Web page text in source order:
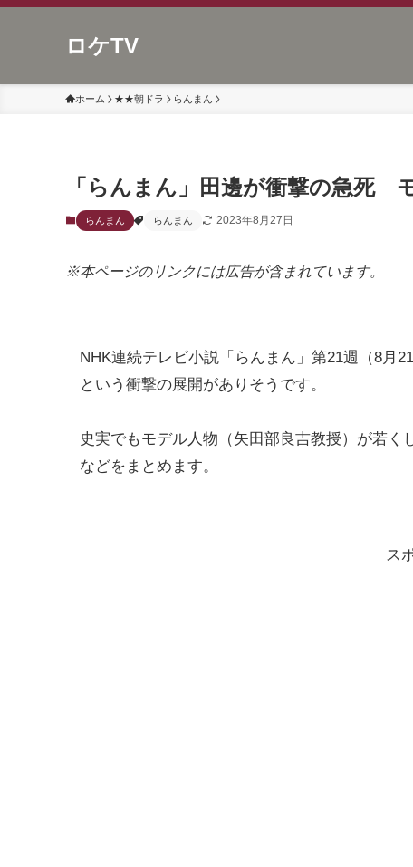
ロケTV
ホーム ★★朝ドラ らんまん
「らんまん」田邊が衝撃の急死
らんまん らんまん 2023年8月27日
※本ページのリンクには広告が含まれています。
NHK連続テレビ小説「らんまん」第21週（8月
という衝撃の展開がありそうです。
史実でもモデル人物（矢田部良吉教授）が若
などをまとめます。
ス